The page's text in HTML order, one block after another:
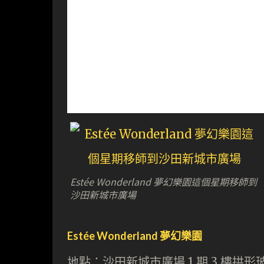
Estée Wonderland 夢幻樂園這個星期移師到
沙田新城市廣場
Estée Wonderland 夢幻樂園